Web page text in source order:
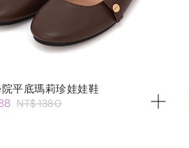
平底瑪莉珍娃娃鞋
NT$ 1380